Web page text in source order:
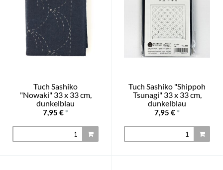
Tuch Sashiko
"Nowaki" 33 x 33 cm,
dunkelblau
7,95 € *
Tuch Sashiko "Shippoh
Tsunagi" 33 x 33 cm,
dunkelblau
7,95 € *